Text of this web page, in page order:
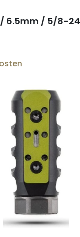
6.5mm / 5/8-